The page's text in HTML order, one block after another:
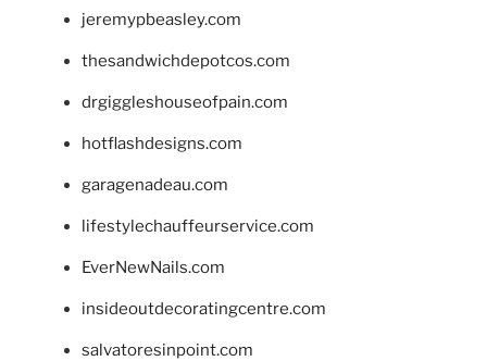
jeremypbeasley.com
thesandwichdepotcos.com
drgiggleshouseofpain.com
hotflashdesigns.com
garagenadeau.com
lifestylechauffeurservice.com
EverNewNails.com
insideoutdecoratingcentre.com
salvatoresinpoint.com